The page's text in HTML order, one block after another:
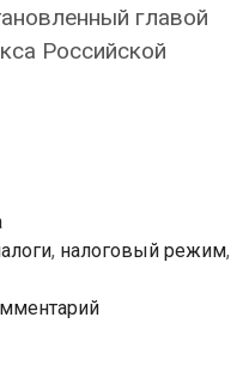
главой
Российской
, налоговый режим,